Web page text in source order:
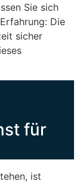
Sie sich
Die
sicher
für
ist